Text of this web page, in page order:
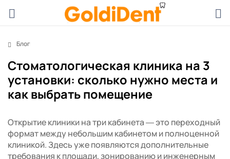
Блог
Стоматологическая клиника на 3
установки: сколько нужно места и
как выбрать помещение
Открытие клиники на три кабинета — это переходный
формат между небольшим кабинетом и полноценной
клиникой. Здесь уже появляются дополнительные
требования к площади, зонированию и инженерным